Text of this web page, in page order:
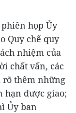
họp Ủy
Quy chế quy
nhiệm của
chất vấn, các
thêm những
hạn được giao;
Ủy ban